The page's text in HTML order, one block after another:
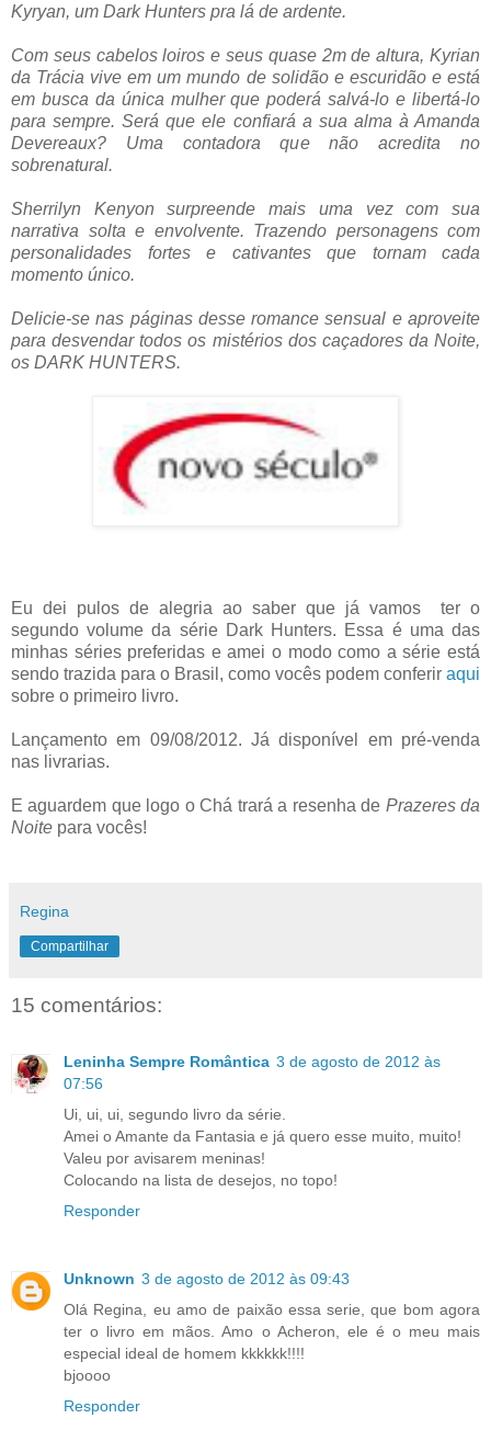
Kyryan, um Dark Hunters pra lá de ardente.
Com seus cabelos loiros e seus quase 2m de altura, Kyrian
da Trácia vive em um mundo de solidão e escuridão e está
em busca da única mulher que poderá salvá-lo e libertá-lo
para sempre. Será que ele confiará a sua alma à Amanda
Devereaux? Uma contadora que não acredita no
sobrenatural.
Sherrilyn Kenyon surpreende mais uma vez com sua
narrativa solta e envolvente. Trazendo personagens com
personalidades fortes e cativantes que tornam cada
momento único.
Delicie-se nas páginas desse romance sensual e aproveite
para desvendar todos os mistérios dos caçadores da Noite,
os DARK HUNTERS.
Eu dei pulos de alegria ao saber que já vamos ter o
segundo volume da série Dark Hunters. Essa é uma das
minhas séries preferidas e amei o modo como a série está
sendo trazida para o Brasil, como vocês podem conferir aqui
sobre o primeiro livro.
Lançamento em 09/08/2012. Já disponível em pré-venda
nas livrarias.
E aguardem que logo o Chá trará a resenha de Prazeres da
Noite para vocês!
Regina
Compartilhar
15 comentários:
Leninha Sempre Romântica 3 de agosto de 2012 às
07:56
Ui, ui, ui, segundo livro da série.
Amei o Amante da Fantasia e já quero esse muito, muito!
Valeu por avisarem meninas!
Colocando na lista de desejos, no topo!
Responder
Unknown 3 de agosto de 2012 às 09:43
Olá Regina, eu amo de paixão essa serie, que bom agora
ter o livro em mãos. Amo o Acheron, ele é o meu mais
especial ideal de homem kkkkkk!!!!
bjoooo
Responder